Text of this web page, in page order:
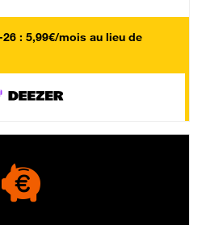
26 : 5,99€/mois au lieu de